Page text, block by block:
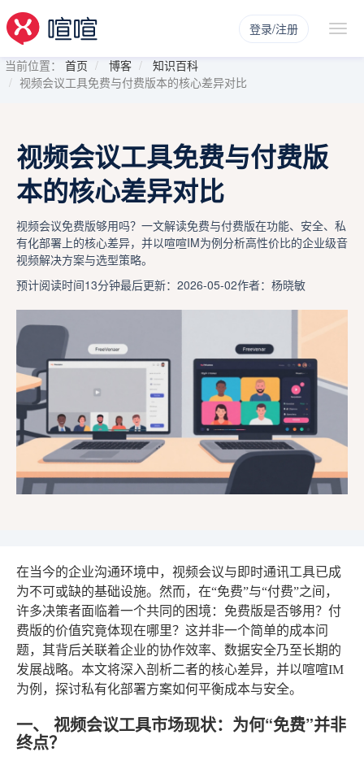
登录/注册
当前位置： 首页 博客
知识百科
视频会议工具免费与付费版本的核心差异对比
视频会议工具免费与付费版
本的核心差异对比
视频会议免费版够用吗？一文解读免费与付费版在功能、安全、私
有化部署上的核心差异，并以喧喧IM为例分析高性价比的企业级音
视频解决方案与选型策略。
预计阅读时间13分钟最后更新：2026-05-02作者：杨晓敏
在当今的企业沟通环境中，视频会议与即时通讯工具已成
为不可或缺的基础设施。然而，在“免费”与“付费”之间，
许多决策者面临着一个共同的困境：免费版是否够用？付
费版的价值究竟体现在哪里？这并非一个简单的成本问
题，其背后关联着企业的协作效率、数据安全乃至长期的
发展战略。本文将深入剖析二者的核心差异，并以喧喧IM
为例，探讨私有化部署方案如何平衡成本与安全。
一、 视频会议工具市场现状：为何“免费”并非
终点？